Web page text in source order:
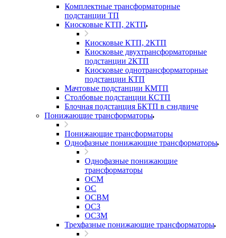
Комплектные трансформаторные
подстанции ТП
Киосковые КТП, 2КТП
Киосковые КТП, 2КТП
Киосковые двухтрансформаторные
подстанции 2КТП
Киосковые однотрансформаторные
подстанции КТП
Мачтовые подстанции КМТП
Столбовые подстанции КСТП
Блочная подстанция БКТП в сэндвиче
Понижающие трансформаторы
Понижающие трансформаторы
Однофазные понижающие трансформаторы
Однофазные понижающие
трансформаторы
ОСМ
ОС
ОСВМ
ОСЗ
ОСЗМ
Трехфазные понижающие трансформаторы